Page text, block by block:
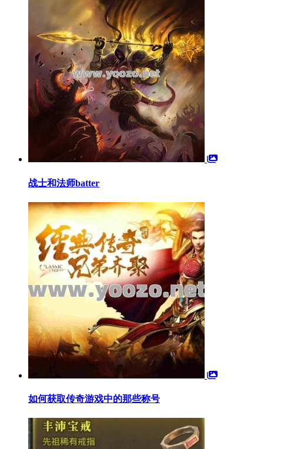
战士和法师batter
如何获取传奇游戏中的那些称号